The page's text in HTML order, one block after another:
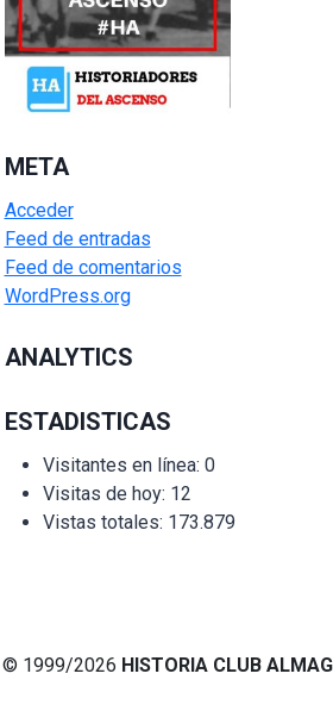
META
Acceder
Feed de entradas
Feed de comentarios
WordPress.org
ANALYTICS
ESTADISTICAS
Visitantes en línea: 0
Visitas de hoy: 12
Vistas totales: 173.879
© 1999/2026 HISTORIA CLUB